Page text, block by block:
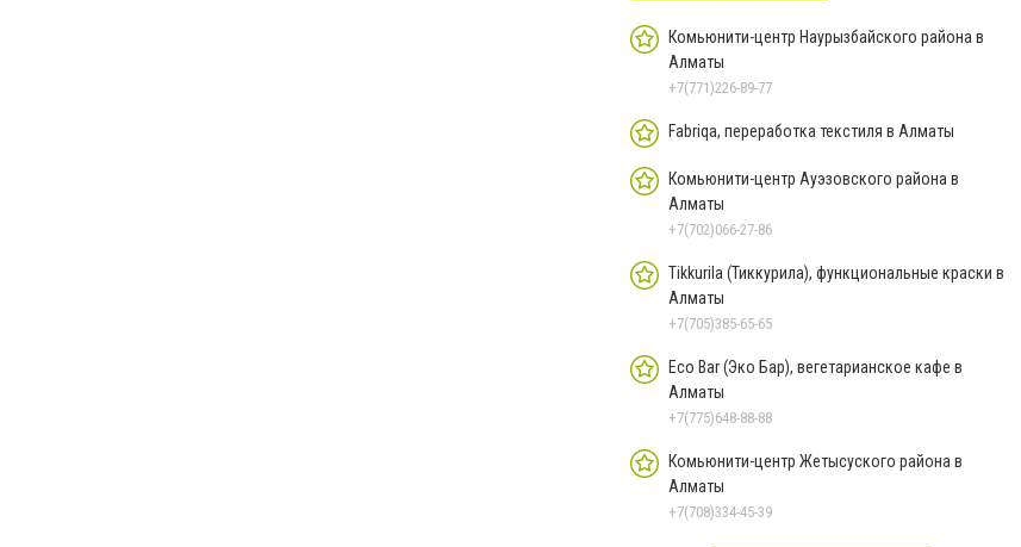
Комьюнити-центр Наурызбайского района в
Алматы
+7(771)226-89-77
Fabriqa, переработка текстиля в Алматы
Комьюнити-центр Ауэзовского района в
Алматы
+7(702)066-27-86
Tikkurila (Тиккурила), функциональные краски в
Алматы
+7(705)385-65-65
Eco Bar (Эко Бар), вегетарианское кафе в
Алматы
+7(775)648-88-88
Комьюнити-центр Жетысуского района в
Алматы
+7(708)334-45-39